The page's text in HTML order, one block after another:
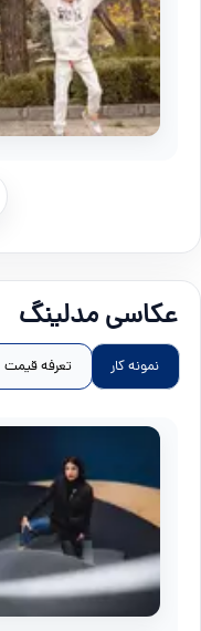
عکاسی مدلینگ
نمونه کار تعرفه قیمت